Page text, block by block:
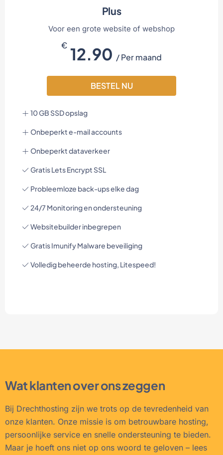
Plus
Voor een grote website of webshop
€ 12.90 / Per maand
BESTEL NU
10 GB SSD opslag
Onbeperkt e-mail accounts
Onbeperkt dataverkeer
Gratis Lets Encrypt SSL
Probleemloze back-ups elke dag
24/7 Monitoring en ondersteuning
Websitebuilder inbegrepen
Gratis Imunify Malware beveiliging
Volledig beheerde hosting, Litespeed!
Wat klanten over ons zeggen
Bij Drechthosting zijn we trots op de tevredenheid van
onze klanten. Onze missie is om betrouwbare hosting,
persoonlijke service en snelle ondersteuning te bieden.
Maar je hoeft ons niet op ons woord te geloven – lees